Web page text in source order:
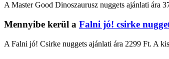
A Master Good Dinoszaurusz nuggets ajánlati ára
Mennyibe kerül a Falni jó! csirke
A Falni jó! Csirke nuggets ajánlati ára 2299 Ft. A